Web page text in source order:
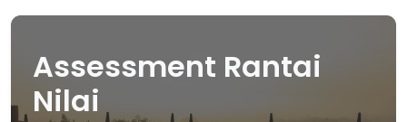
Assessment Rantai
Nilai